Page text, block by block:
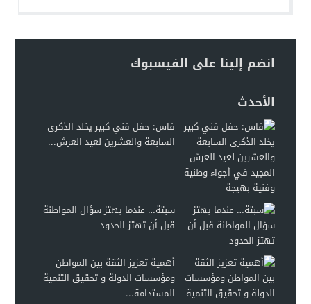
انضم إلينا على الفيسبوك
الأحدث
فاس: حفل فني كبير يخلد الذكرى
السابعة والعشرين لعيد العرش...
سبتة… عندما يهتز سؤال المواطنة
قبل أن تهتز الحدود
أهمية تعزيز الثقة بين المواطن
ومؤسسات الدولة و تحقيق التنمية
المستدامة...